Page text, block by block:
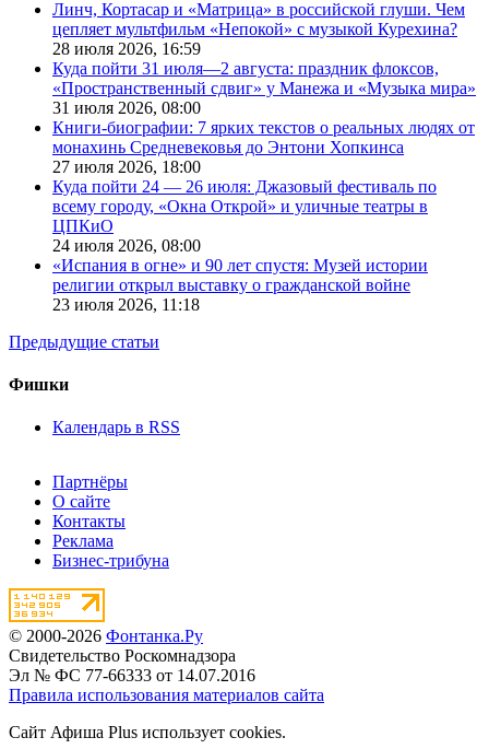
Линч, Кортасар и «Матрица» в российской глуши. Чем
цепляет мультфильм «Непокой» с музыкой Курехина?
28 июля 2026, 16:59
Куда пойти 31 июля—2 августа: праздник флоксов,
«Пространственный сдвиг» у Манежа и «Музыка мира»
31 июля 2026, 08:00
Книги-биографии: 7 ярких текстов о реальных людях от
монахинь Средневековья до Энтони Хопкинса
27 июля 2026, 18:00
Куда пойти 24 — 26 июля: Джазовый фестиваль по
всему городу, «Окна Открой» и уличные театры в
ЦПКиО
24 июля 2026, 08:00
«Испания в огне» и 90 лет спустя: Музей истории
религии открыл выставку о гражданской войне
23 июля 2026, 11:18
Предыдущие статьи
Фишки
Календарь в RSS
Партнёры
О сайте
Контакты
Реклама
Бизнес-трибуна
© 2000-2026 Фонтанка.Ру
Свидетельство Роскомнадзора
Эл № ФС 77-66333 от 14.07.2016
Правила использования материалов сайта
Сайт Афиша Plus использует cookies.